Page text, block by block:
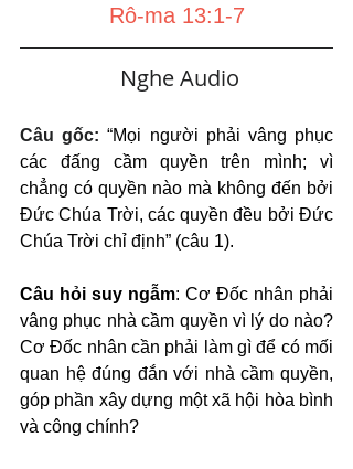
Rô-ma 13:1-7
   Nghe Audio
Câu gốc: “Mọi người phải vâng phục
các đấng cầm quyền trên mình; vì
chẳng có quyền nào mà không đến bởi
Đức Chúa Trời, các quyền đều bởi Đức
Chúa Trời chỉ định” (câu 1).
Câu hỏi suy ngẫm: Cơ Đốc nhân phải
vâng phục nhà cầm quyền vì lý do nào?
Cơ Đốc nhân cần phải làm gì để có mối
quan hệ đúng đắn với nhà cầm quyền,
góp phần xây dựng một xã hội hòa bình
và công chính?